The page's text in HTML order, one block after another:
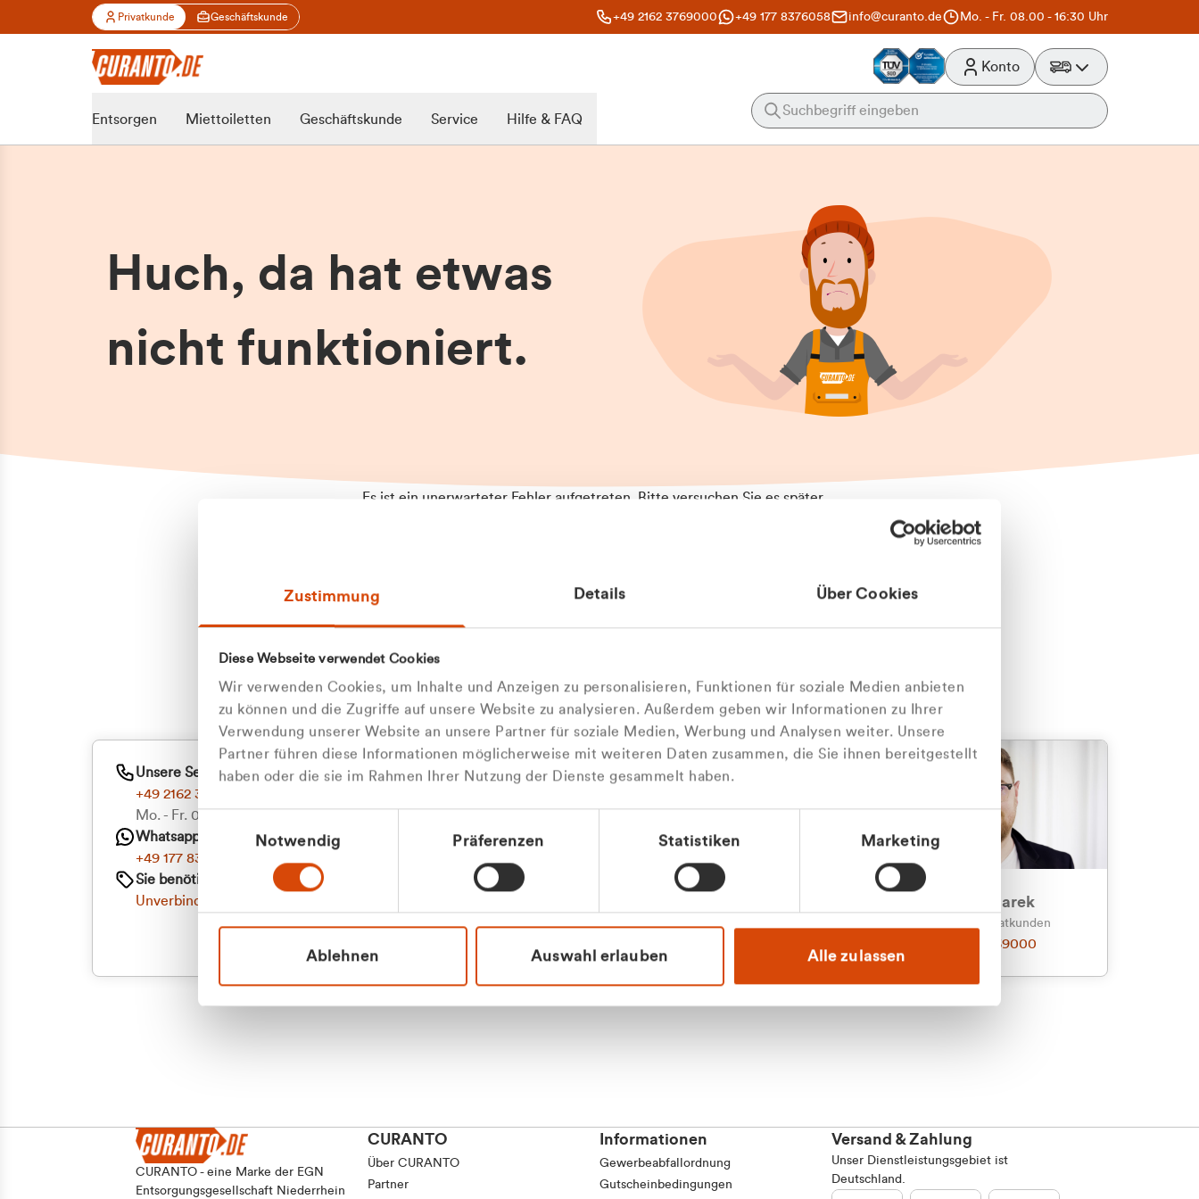
Zustimmung Details Über Cookies
Diese Webseite verwendet Cookies
Wir verwenden Cookies, um Inhalte und Anzeigen zu personalisieren, Funktionen für soziale Medien anbieten
zu können und die Zugriffe auf unsere Website zu analysieren. Außerdem geben wir Informationen zu Ihrer
Verwendung unserer Website an unsere Partner für soziale Medien, Werbung und Analysen weiter. Unsere
Partner führen diese Informationen möglicherweise mit weiteren Daten zusammen, die Sie ihnen bereitgestellt
haben oder die sie im Rahmen Ihrer Nutzung der Dienste gesammelt haben.
Einwilligungsauswahl
Notwendig Präferenzen Statistiken Marketing
Ablehnen Auswahl erlauben Alle zulassen
Privatkunde Geschäftskunde +49 2162 3769000 +49 177 8376058 info@curanto.de Mo. - Fr. 08.00 - 16:30 Uhr
Zu welcher
Kundengruppe
gehören Sie?
Privatkunde (inkl. MwSt.)
Geschäftskunde (exkl. MwSt.)
Konto
Entsorgen Miettoiletten Geschäftskunde Service Hilfe & FAQ
Huch, da hat etwas
nicht funktioniert.
Es ist ein unerwarteter Fehler aufgetreten. Bitte versuchen Sie es später
aufgetretenen Fehler an. Wir entschuldigen uns für eventuelle
Unannehmlichkeiten.
Zum Abfallberater
Oder kontaktieren Sie uns persönlich
Wir sind gerne für Sie da
Unsere Service-Hotline
+49 2162 3769000
Mo. - Fr. 08.00 - 16:30 Uhr
Whatsapp
+49 177 8376058
Sie benötigen ein individuelles Angebot?
Unverbindliche Anfrage stellen
Julian Marek
Vertrieb - Privatkunden
0216 237 69000
CURANTO - eine Marke der EGN
Entsorgungsgesellschaft Niederrhein
CURANTO
Über CURANTO
Partner
Informationen
Gewerbeabfallordnung
Gutscheinbedingungen
Versand & Zahlung
Unser Dienstleistungsgebiet ist
Deutschland.